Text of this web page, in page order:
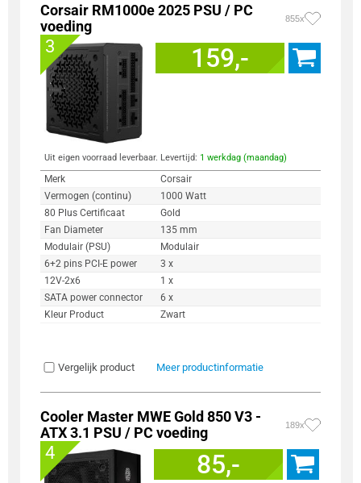
Corsair RM1000e 2025 PSU / PC
voeding
855x
3 159,-
Uit eigen voorraad leverbaar. Levertijd: 1 werkdag (maandag)
Merk
Corsair
Vermogen (continu)
1000 Watt
80 Plus Certificaat
Gold
Fan Diameter
135 mm
Modulair (PSU)
Modulair
6+2 pins PCI-E power
3 x
12V-2x6
1 x
SATA power connector
6 x
Kleur Product
Zwart
Vergelijk product Meer productinformatie
Cooler Master MWE Gold 850 V3 -
ATX 3.1 PSU / PC voeding
189x
4 85,-